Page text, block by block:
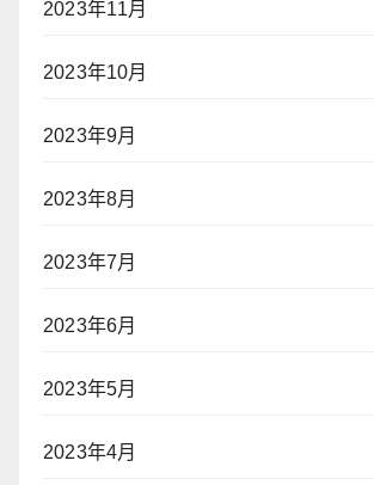
2023年11月
2023年10月
2023年9月
2023年8月
2023年7月
2023年6月
2023年5月
2023年4月